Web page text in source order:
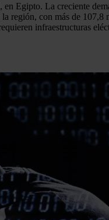
Egipto. La creciente
región, con más de 107,8
infraestructuras